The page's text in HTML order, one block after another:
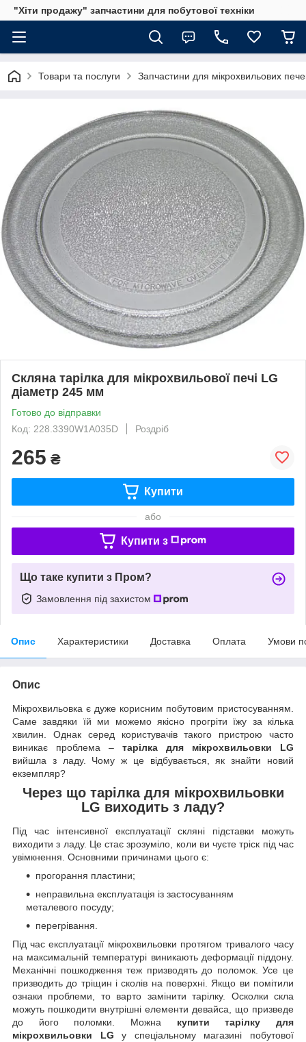
"Хіти продажу" запчастини для побутової техніки
Товари та послуги Запчастини для мікрохвильових
Скляна тарілка для мікрохвильової печі LG
діаметр 245 мм
Готово до відправки
Код: 228.3390W1A035D
Роздріб
265 ₴
Купити
або
Купити з
Що таке купити з Пром?
Замовлення під захистом
Опис Характеристики Доставка Оплата Умови
Опис
Мікрохвильовка є дуже корисним побутовим пристосуванням.
Саме завдяки їй ми можемо якісно прогріти їжу за кілька
хвилин. Однак серед користувачів такого пристрою часто
виникає проблема – тарілка для мікрохвильовки LG
вийшла з ладу. Чому ж це відбувається, як знайти новий
екземпляр?
Через що тарілка для мікрохвильовки
LG виходить з ладу?
Під час інтенсивної експлуатації скляні підставки можуть
виходити з ладу. Це стає зрозуміло, коли ви чуєте тріск під час
увімкнення. Основними причинами цього є:
прогорання пластини;
неправильна експлуатація із застосуванням
металевого посуду;
перегрівання.
Під час експлуатації мікрохвильовки протягом тривалого часу
на максимальній температурі виникають деформації піддону.
Механічні пошкодження теж призводять до поломок. Усе це
призводить до тріщин і сколів на поверхні. Якщо ви помітили
ознаки проблеми, то варто замінити тарілку. Осколки скла
можуть пошкодити внутрішні елементи девайса, що призведе
до його поломки. Можна купити тарілку для
мікрохвильовки LG у спеціальному магазині побутової